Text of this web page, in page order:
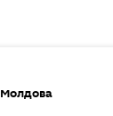
Молдова